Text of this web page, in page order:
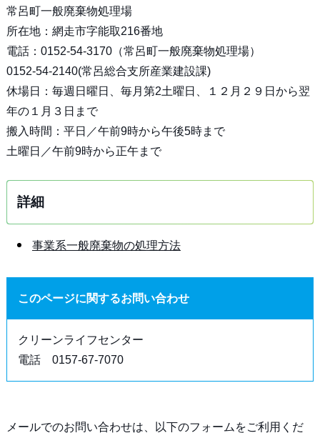
常呂町一般廃棄物処理場
所在地：網走市字能取216番地
電話：0152-54-3170（常呂町一般廃棄物処理場）
0152-54-2140(常呂総合支所産業建設課)
休場日：毎週日曜日、毎月第2土曜日、１２月２９日から翌
年の１月３日まで
搬入時間：平日／午前9時から午後5時まで
土曜日／午前9時から正午まで
詳細
事業系一般廃棄物の処理方法
このページに関するお問い合わせ
クリーンライフセンター
電話 0157-67-7070
メールでのお問い合わせは、以下のフォームをご利用くだ